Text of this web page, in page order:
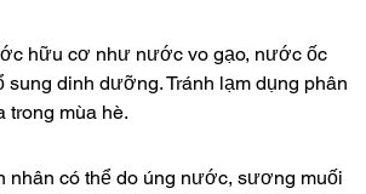
hữu cơ như nước vo gạo, nước ốc
dinh dưỡng. Tránh lạm dụng phân
trong mùa hè.
có thể do úng nước, sương muối